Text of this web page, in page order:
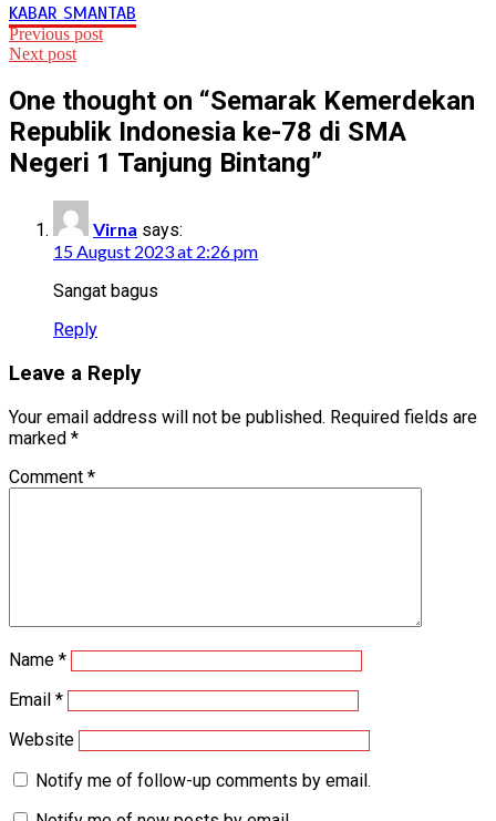
KABAR SMANTAB
Post
navigation
Previous post
Next post
One thought on “Semarak Kemerdekan
Republik Indonesia ke-78 di SMA
Negeri 1 Tanjung Bintang”
Virna says:
15 August 2023 at 2:26 pm
Sangat bagus
Reply
Leave a Reply
Your email address will not be published. Required fields are
marked *
Comment *
Name *
Email *
Website
Notify me of follow-up comments by email.